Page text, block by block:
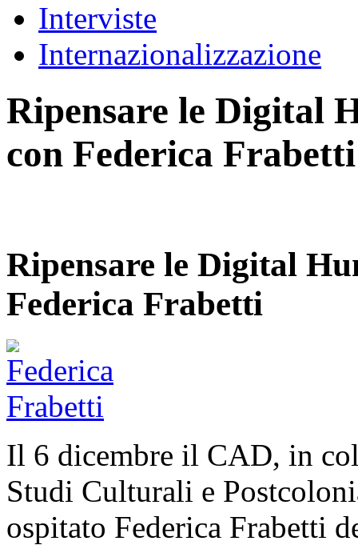
Interviste
Internazionalizzazione
Ripensare le Digital
con Federica Frabetti
Ripensare le Digital
Federica Frabetti
Il 6 dicembre il CAD, in
Studi Culturali e
ospitato Federica Frabetti